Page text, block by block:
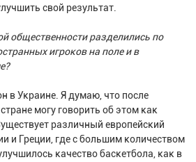
свой результат.
общественности разделились по
игроков на поле и в
в Украине. Я думаю, что после
могу говорить об этом как
различный европейский
и Греции, где с большим количеством
качество баскетбола, как в